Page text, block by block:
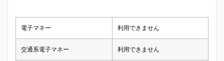
電子マネー 利用できません
交通系電子マネー 利用できません